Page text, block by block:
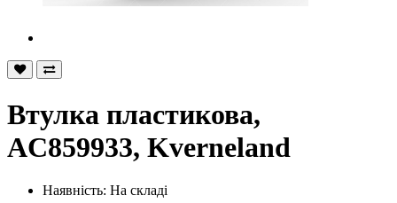
Втулка пластикова,
AC859933, Kverneland
Наявність: На складі